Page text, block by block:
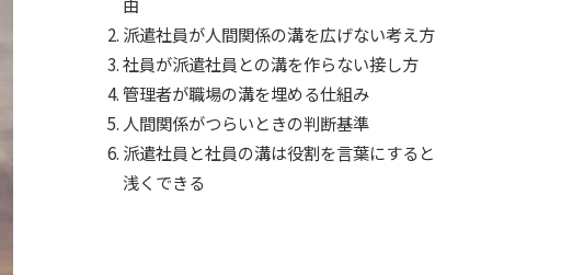
派遣社員が人間関係の溝を広げない考え方
社員が派遣社員との溝を作らない接し方
管理者が職場の溝を埋める仕組み
人間関係がつらいときの判断基準
派遣社員と社員の溝は役割を言葉にすると
浅くできる